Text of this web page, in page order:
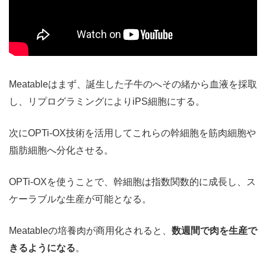
Meatableはまず、誕生した子牛のへその緒から血液を採取
し、リプログラミングによりiPS細胞にする。
次にOPTi-OX技術を活用してこれらの幹細胞を筋肉細胞や
脂肪細胞へ分化させる。
OPTi-OXを使うことで、幹細胞は指数関数的に成長し、ス
ケーラブルな生産が可能となる。
Meatableの培養肉が商用化されると、 数週間で肉を生産で
きるようになる。